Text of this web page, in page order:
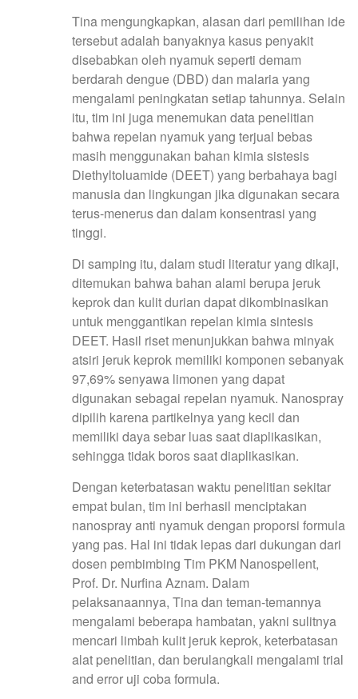
Tina mengungkapkan, alasan dari pemilihan ide
tersebut adalah banyaknya kasus penyakit
disebabkan oleh nyamuk seperti demam
berdarah dengue (DBD) dan malaria yang
mengalami peningkatan setiap tahunnya. Selain
itu, tim ini juga menemukan data penelitian
bahwa repelan nyamuk yang terjual bebas
masih menggunakan bahan kimia sistesis
Diethyltoluamide (DEET) yang berbahaya bagi
manusia dan lingkungan jika digunakan secara
terus-menerus dan dalam konsentrasi yang
tinggi.
Di samping itu, dalam studi literatur yang dikaji,
ditemukan bahwa bahan alami berupa jeruk
keprok dan kulit durian dapat dikombinasikan
untuk menggantikan repelan kimia sintesis
DEET. Hasil riset menunjukkan bahwa minyak
atsiri jeruk keprok memiliki komponen sebanyak
97,69% senyawa limonen yang dapat
digunakan sebagai repelan nyamuk. Nanospray
dipilih karena partikelnya yang kecil dan
memiliki daya sebar luas saat diaplikasikan,
sehingga tidak boros saat diaplikasikan.
Dengan keterbatasan waktu penelitian sekitar
empat bulan, tim ini berhasil menciptakan
nanospray anti nyamuk dengan proporsi formula
yang pas. Hal ini tidak lepas dari dukungan dari
dosen pembimbing Tim PKM Nanospellent,
Prof. Dr. Nurfina Aznam. Dalam
pelaksanaannya, Tina dan teman-temannya
mengalami beberapa hambatan, yakni sulitnya
mencari limbah kulit jeruk keprok, keterbatasan
alat penelitian, dan berulangkali mengalami trial
and error uji coba formula.